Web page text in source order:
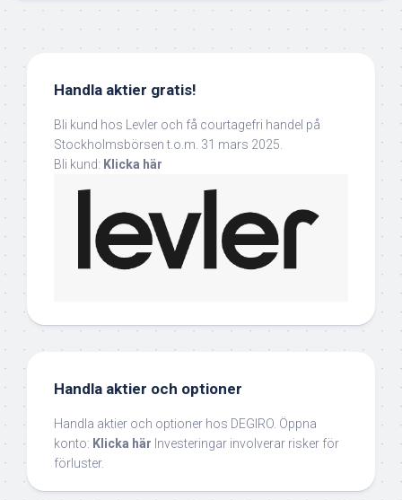
Handla aktier gratis!
Bli kund hos Levler och få courtagefri handel på
Stockholmsbörsen t.o.m. 31 mars 2025.
Bli kund: Klicka här
Handla aktier och optioner
Handla aktier och optioner hos DEGIRO. Öppna
konto: Klicka här Investeringar involverar risker för
förluster.